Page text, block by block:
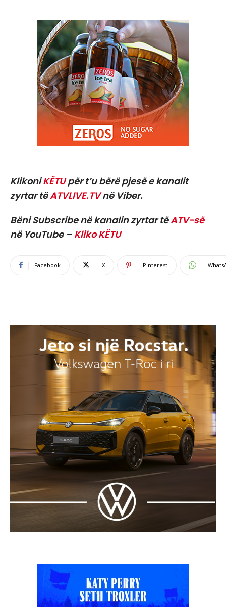
KlikoniKËTUpër t’u bërë pjesë e kanalit
zyrtar tëATVLIVE.TVnë Viber.
Bëni Subscribe në kanalin zyrtar tëATV-së
në YouTube – Kliko KËTU
Facebook X Pinterest